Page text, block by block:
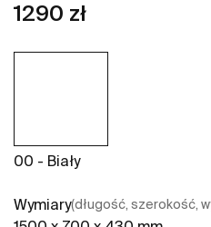
1290 zł
00 - Biały
Wymiary(długość, szerokość,